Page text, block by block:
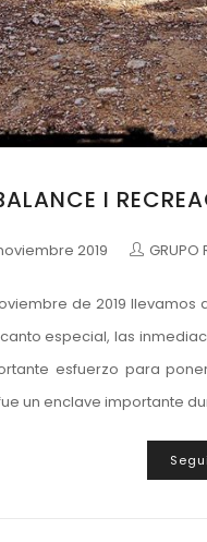
I
2019 GRUPO
de 2019
especial, las
esfuerzo para
un enclave importante